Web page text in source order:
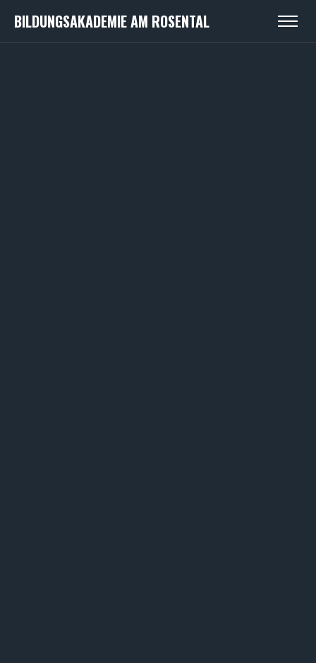
BILDUNGSAKADEMIE AM ROSENTAL